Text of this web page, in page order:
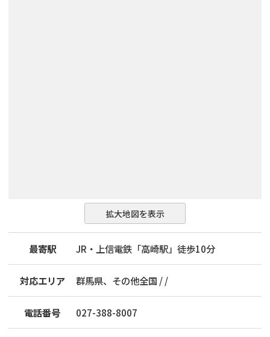
拡大地図を表示
最寄駅 JR・上信電鉄「高崎駅」徒歩10分
対応エリア 群馬県、その他全国 / /
電話番号 027-388-8007